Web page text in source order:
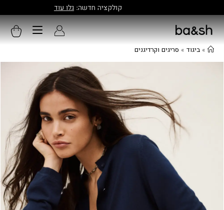
קולקציה חדשה:גלו עוד
» ביגוד » סריגים וקרדיגנים